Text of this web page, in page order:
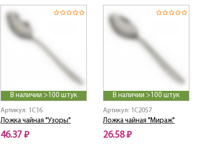
В наличии >100 штук
Артикул: 1C16
Ложка чайная "Узоры"
46.37 ₽
В наличии >100 штук
Артикул: 1C2057
Ложка чайная "Мираж"
26.58 ₽